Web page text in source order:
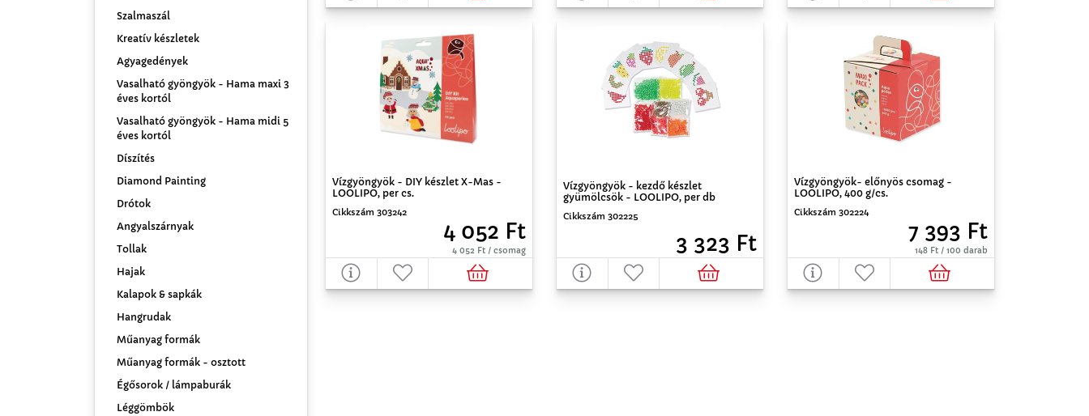
Szalmaszál
Kreatív készletek
Agyagedények
Vasalható gyöngyök - Hama maxi 3
éves kortól
Vasalható gyöngyök - Hama midi 5
éves kortól
Díszítés
Diamond Painting
Drótok
Angyalszárnyak
Tollak
Hajak
Kalapok & sapkák
Hangrudak
Műanyag formák
Műanyag formák - osztott
Égősorok / lámpaburák
Léggömbök
Vízgyöngyök - DIY készlet X-Mas -
LOOLIPO, per cs.
Cikkszám 303242
4 052 Ft
4 052 Ft / csomag
Vízgyöngyök - kezdő készlet
gyümölcsök - LOOLIPO, per db
Cikkszám 302225
3 323 Ft
Vízgyöngyök- előnyös csomag -
LOOLIPO, 400 g/cs.
Cikkszám 302224
7 393 Ft
148 Ft / 100 darab